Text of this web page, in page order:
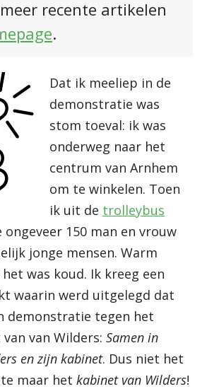
recente artikelen
.
Dat ik meeliep in de
demonstratie was
stom toeval: ik was
onderweg naar het
centrum van Arnhem
om te winkelen. Toen
ik uit de trolleybus
150 man en vrouw
jonge mensen. Warm
was koud. Ik kreeg een
waarin werd uitgelegd dat
demonstratie tegen het
van Wilders: Samen in
en zijn kabinet. Dus niet het
maar het kabinet van Wilders!